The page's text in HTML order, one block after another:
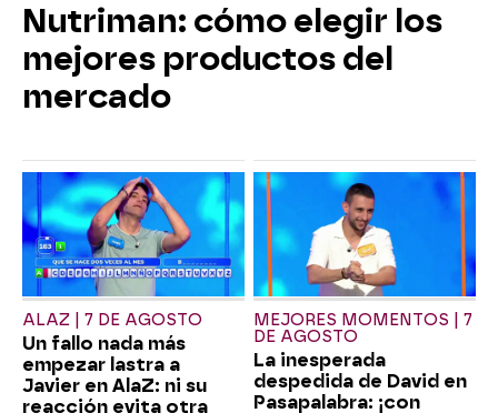
Nutriman: cómo elegir los
mejores productos del
mercado
ALAZ | 7 DE AGOSTO
Un fallo nada más
empezar lastra a
Javier en AlaZ: ni su
reacción evita otra
MEJORES MOMENTOS | 7
DE AGOSTO
La inesperada
despedida de David en
Pasapalabra: ¡con